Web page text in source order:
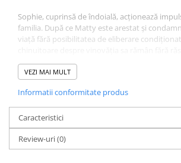
Drept
Legislatie
Actiune si Aventura
Actiune,aventura
Clasici
Crime, Thriller, Mistery
Fantasy
Istorica
Sophie, cuprinsă de îndoială, acționează
familia. După ce Matty este arestat și
viață fără posibilitatea de eliberare
în care bărbatul îi cere să-l viziteze în
Dar oare adevărul o va elibera pe Sophie... sau
adânc în suferință?
„Profund captivant, sofisticat și terifiant.” —
„Întunecat și compulsiv, cu o întorsătură
foarte mult.” — Cara Hunter
„Un thriller psihologic plin de întorsături, care
VEZI MAI MULT
Informatii conformitate produs
Caracteristici
Review-uri(0)